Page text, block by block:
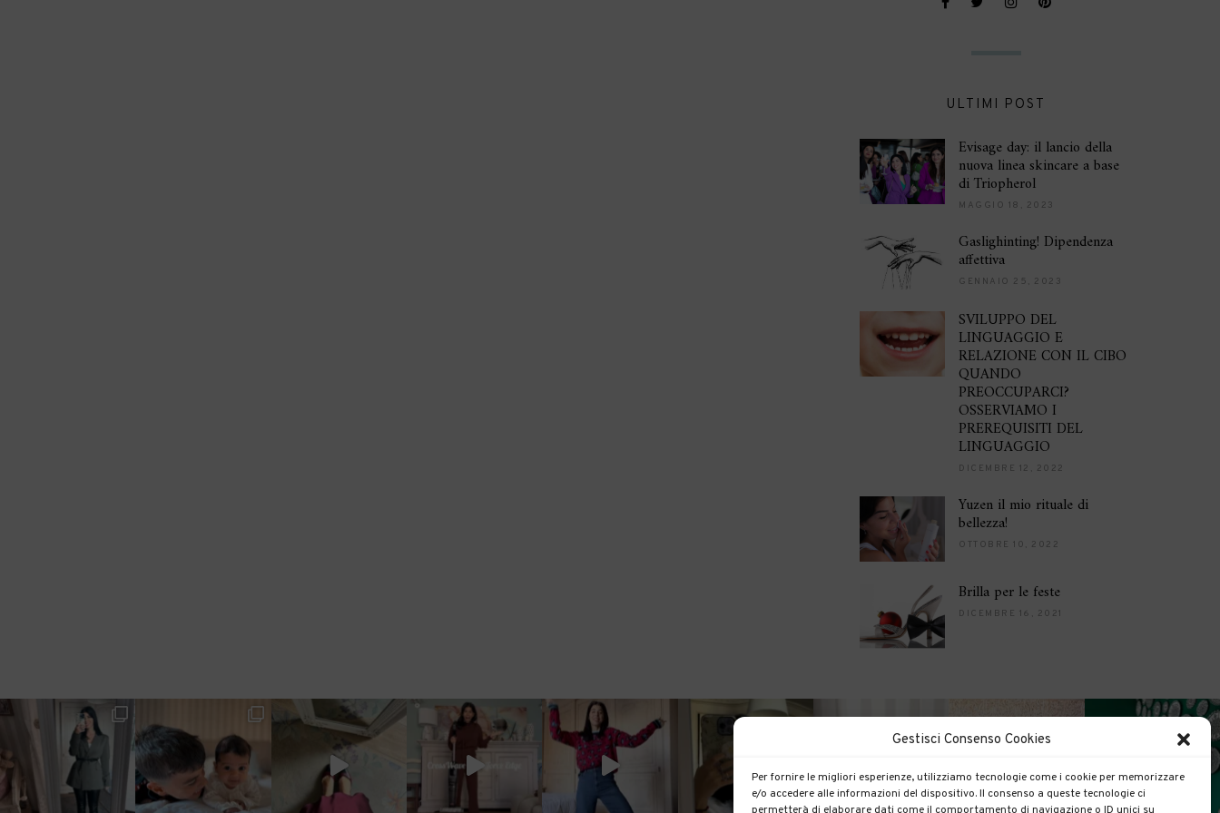
Gestisci Consenso Cookies
Per fornire le migliori esperienze, utilizziamo tecnologie come i cookie per memorizzare
e/o accedere alle informazioni del dispositivo. Il consenso a queste tecnologie ci
ULTIMI POST
Evisage day: il lancio della
nuova linea skincare a base
di Triopherol
MAGGIO 18, 2023
Gaslighinting! Dipendenza
affettiva
GENNAIO 25, 2023
SVILUPPO DEL
LINGUAGGIO E
RELAZIONE CON IL CIBO
QUANDO
PREOCCUPARCI?
OSSERVIAMO I
PREREQUISITI DEL
LINGUAGGIO
DICEMBRE 12, 2022
Yuzen il mio rituale di
bellezza!
OTTOBRE 10, 2022
Brilla per le feste
DICEMBRE 16, 2021